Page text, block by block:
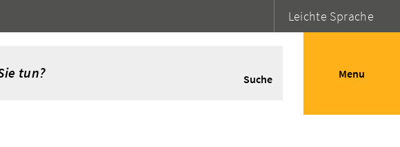
Leichte Sprache
Suche Menu